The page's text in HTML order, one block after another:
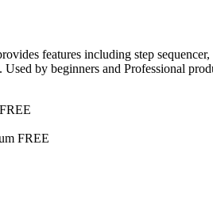
features including step
by beginners and Professional
FREE